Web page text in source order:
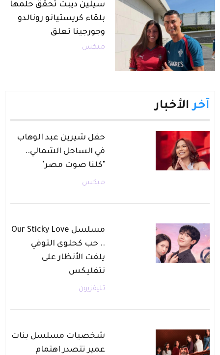
سيلين ديبت تحقق حلمها
بلقاء كريستيانو رونالدو
وجورجينا تعلق
ميكس
آخر الأخبار
حفل شيرين عبد الوهاب
في الساحل الشمالي..
"كلنا صوت مصر"
ميكس
مسلسل Our Sticky Love
.. حب كحلوى التوفي
يلفت الأنظار على
نتفليكس
تليفزيون
شخصيات مسلسل بنات
عمير تتصدر اهتمام